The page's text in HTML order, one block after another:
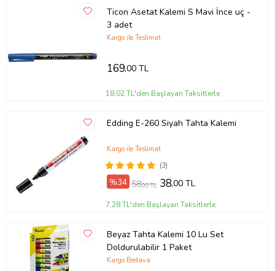
Ticon Asetat Kalemi S Mavi İnce uç -
3 adet
Kargo ile Teslimat
169,00 TL
18,02 TL'den Başlayan Taksitlerle
Edding E-260 Siyah Tahta Kalemi
(3)
Kargo ile Teslimat
%34 58,00 TL 38,00 TL
7,28 TL'den Başlayan Taksitlerle
Beyaz Tahta Kalemi 10 Lu Set
Doldurulabilir 1 Paket
Kargo Bedava